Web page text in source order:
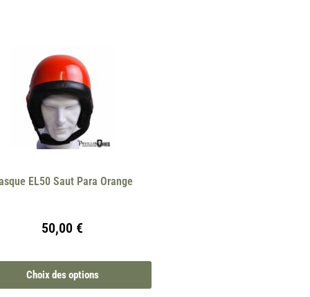
EL50 Saut Para Orange
50,00 €
Choix des options